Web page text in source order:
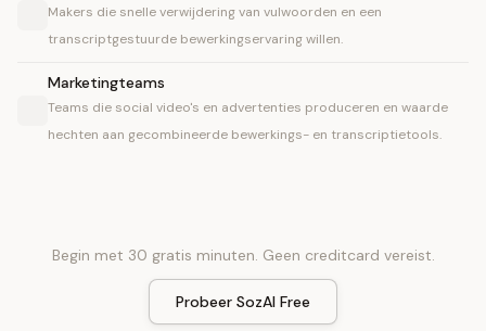
Makers die snelle verwijdering van vulwoorden en een
transcriptgestuurde bewerkingservaring willen.
Marketingteams
Teams die social video's en advertenties produceren en waarde
hechten aan gecombineerde bewerkings- en transcriptietools.
Begin met 30 gratis minuten. Geen creditcard vereist.
Probeer SozAI Free